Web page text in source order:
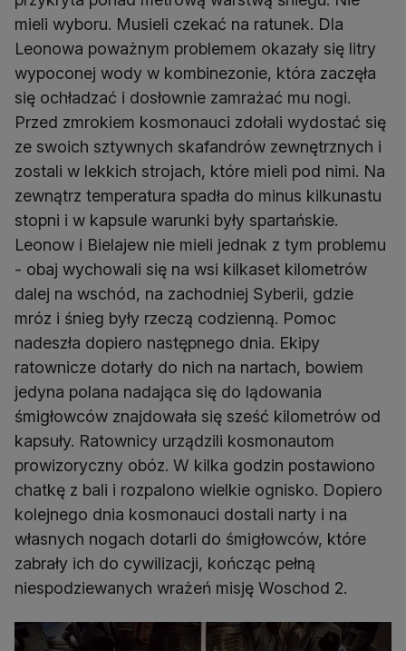
mieli wyboru. Musieli czekać na ratunek. Dla
Leonowa poważnym problemem okazały się litry
wypoconej wody w kombinezonie, która zaczęła
się ochładzać i dosłownie zamrażać mu nogi.
Przed zmrokiem kosmonauci zdołali wydostać się
ze swoich sztywnych skafandrów zewnętrznych i
zostali w lekkich strojach, które mieli pod nimi. Na
zewnątrz temperatura spadła do minus kilkunastu
stopni i w kapsule warunki były spartańskie.
Leonow i Bielajew nie mieli jednak z tym problemu
- obaj wychowali się na wsi kilkaset kilometrów
dalej na wschód, na zachodniej Syberii, gdzie
mróz i śnieg były rzeczą codzienną. Pomoc
nadeszła dopiero następnego dnia. Ekipy
ratownicze dotarły do nich na nartach, bowiem
jedyna polana nadająca się do lądowania
śmigłowców znajdowała się sześć kilometrów od
kapsuły. Ratownicy urządzili kosmonautom
prowizoryczny obóz. W kilka godzin postawiono
chatkę z bali i rozpalono wielkie ognisko. Dopiero
kolejnego dnia kosmonauci dostali narty i na
własnych nogach dotarli do śmigłowców, które
zabrały ich do cywilizacji, kończąc pełną
niespodziewanych wrażeń misję Woschod 2.